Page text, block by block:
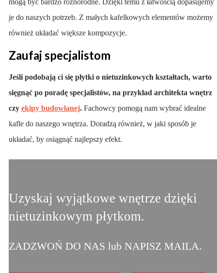
je do naszych potrzeb. Z małych kafelkowych elementów możemy
również układać większe kompozycje.
Zaufaj specjalistom
Jeśli podobają ci się płytki o nietuzinkowych kształtach, warto
sięgnąć po poradę specjalistów, na przykład architekta wnętrz
czy ekipy budowlanej. Fachowcy pomogą nam wybrać idealne
kafle do naszego wnętrza. Doradzą również, w jaki sposób je
układać, by osiągnąć najlepszy efekt.
Uzyskaj wyjątkowe wnętrze dzięki
nietuzinkowym płytkom.
ZADZWOŃ DO NAS lub NAPISZ MAILA.